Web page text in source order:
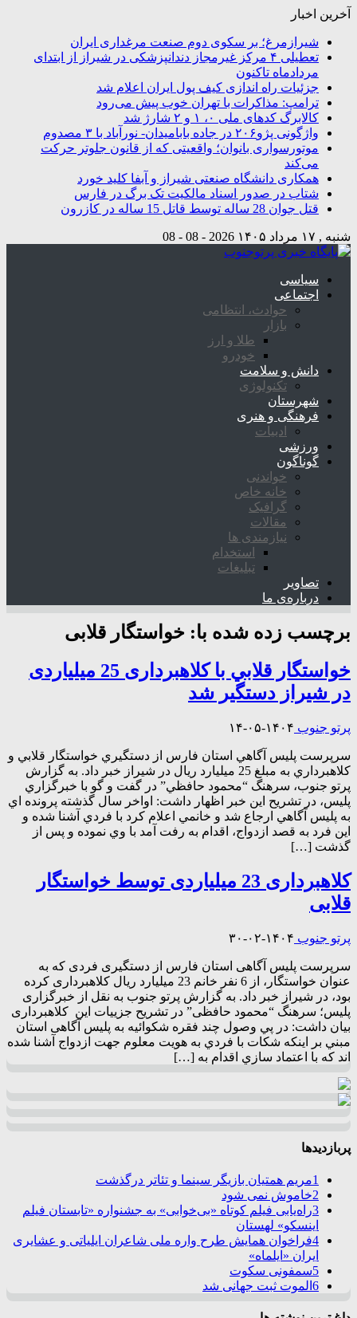
آخرین اخبار
شیرازمرغ؛ بر سکوی دوم صنعت مرغداری ایران
تعطیلی ۴ مرکز غیرمجاز دندانپزشکی در شیراز از ابتدای
مردادماه تاکنون
جزئیات راه اندازی کیف پول ایران اعلام شد
ترامپ: مذاکرات با تهران خوب پیش می‌رود
کالابرگ کدهای ملی ۰، ۱ و ۲ شارژ شد
واژگونی پژو۲۰۶ در جاده بابامیدان- نورآباد با ۳ مصدوم
موتورسواری بانوان؛ واقعیتی که از قانون جلوتر حرکت
می‌کند
همکاری دانشگاه صنعتی شیراز و آبفا کلید خورد
شتاب در صدور اسناد مالکیت تک برگ در فارس
قتل جوان 28 ساله توسط قاتل 15 ساله در کازرون
شنبه , ۱۷ مرداد ۱۴۰۵ 2026 - 08 - 08
سیاسی
اجتماعی
حوادث، انتظامی
بازار
طلا و ارز
خودرو
دانش و سلامت
تکنولوژی
شهرستان
فرهنگی و هنری
ادبیات
ورزشی
گوناگون
خواندنی
خانه خاص
گرافیک
مقالات
نیازمندی ها
استخدام
تبلیغات
تصاویر
درباره‌ی ما
برچسب زده شده با: خواستگار قلابی
خواستگار قلابي با کلاهبرداری 25 میلیاردی
در شيراز دستگير شد
پرتو جنوب ۱۴۰۴-۰۵-۱۴
سرپرست پليس آگاهي استان فارس از دستگيري خواستگار قلابي و
کلاهبرداري به مبلغ 25 ميليارد ريال در شيراز خبر داد. به گزارش
پرتو جنوب، سرهنگ “محمود حافظي” در گفت و گو با خبرگزاري
پليس، در تشريح اين خبر اظهار داشت: اواخر سال گذشته پرونده اي
به پليس آگاهي ارجاع شد و خانمي اعلام کرد با فردي آشنا شده و
اين فرد به قصد ازدواج، اقدام به رفت آمد با وي نموده و پس از
گذشت […]
کلاهبرداری 23 میلیاردی توسط خواستگار
قلابی
پرتو جنوب ۱۴۰۴-۰۲-۳۰
سرپرست پلیس آگاهی استان فارس از دستگیری فردی که به
عنوان خواستگار، از 6 نفر خانم 23 میلیارد ریال کلاهبرداری کرده
بود، در شیراز خبر داد. به گزارش پرتو جنوب به نقل از خبرگزاری
پلیس؛ سرهنگ “محمود حافظی” در تشریح جزییات این کلاهبرداری
بیان داشت: در پي وصول چند فقره شکوائيه به پلیس آگاهی استان
مبني بر اينکه شکات با فردي به هويت معلوم جهت ازدواج آشنا شده
اند که با اعتماد سازي اقدام به […]
پربازدیدها
1مریم همتیان بازیگر سینما و تئاتر درگذشت
2خاموش نمی شود
3راه‌یابی فیلم کوتاه «بی‌خوابی» به جشنواره «تابستان فیلم
اینسکو» لهستان
4فراخوان همایش طرح واره ملی شاعران ایلیاتی و عشایری
ایران «ایلماه»
5سمفونی سکوت
6 الموت ثبت جهانی شد